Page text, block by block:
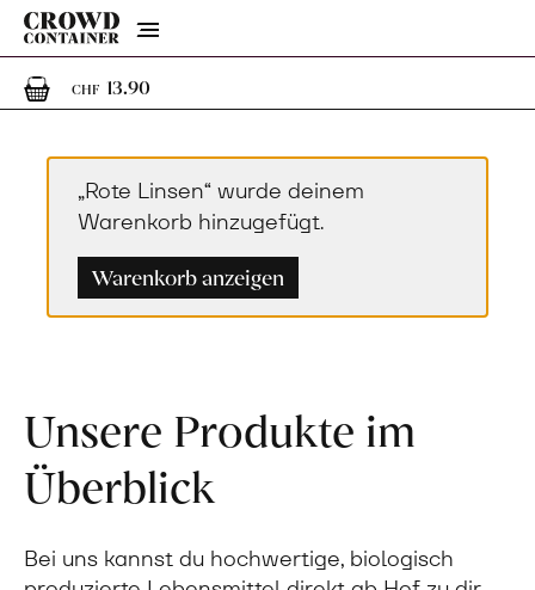
Menu
CHF 13.901 Artikel im Warenkorb
„Rote Linsen“ wurde deinem
Warenkorb hinzugefügt.
Warenkorb anzeigen
Unsere Produkte im
Überblick
Bei uns kannst du hochwertige, biologisch